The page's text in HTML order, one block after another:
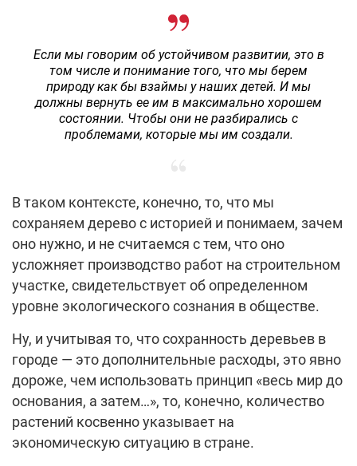
Если мы говорим об устойчивом развитии, это в
том числе и понимание того, что мы берем
природу как бы взаймы у наших детей. И мы
должны вернуть ее им в максимально хорошем
состоянии. Чтобы они не разбирались с
проблемами, которые мы им создали.
В таком контексте, конечно, то, что мы
сохраняем дерево с историей и понимаем, зачем
оно нужно, и не считаемся с тем, что оно
усложняет производство работ на строительном
участке, свидетельствует об определенном
уровне экологического сознания в обществе.
Ну, и учитывая то, что сохранность деревьев в
городе — это дополнительные расходы, это явно
дороже, чем использовать принцип «весь мир до
основания, а затем…», то, конечно, количество
растений косвенно указывает на
экономическую ситуацию в стране.